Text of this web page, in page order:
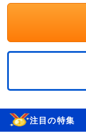
注目の特集